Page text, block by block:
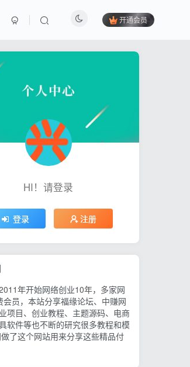
开通会员
HI！请登录
登录 注册
年开始网络创业10年，多家网
会员，本站分享福缘论坛、中赚网
项目、创业教程、主题源码、电商
软件等也不断的研究很多教程和模
了这个网站用来分享这些精品付